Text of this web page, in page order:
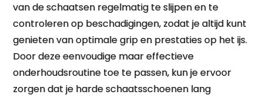
van de schaatsen regelmatig te slijpen en te
controleren op beschadigingen, zodat je altijd kunt
genieten van optimale grip en prestaties op het ijs.
Door deze eenvoudige maar effectieve
onderhoudsroutine toe te passen, kun je ervoor
zorgen dat je harde schaatsschoenen lang